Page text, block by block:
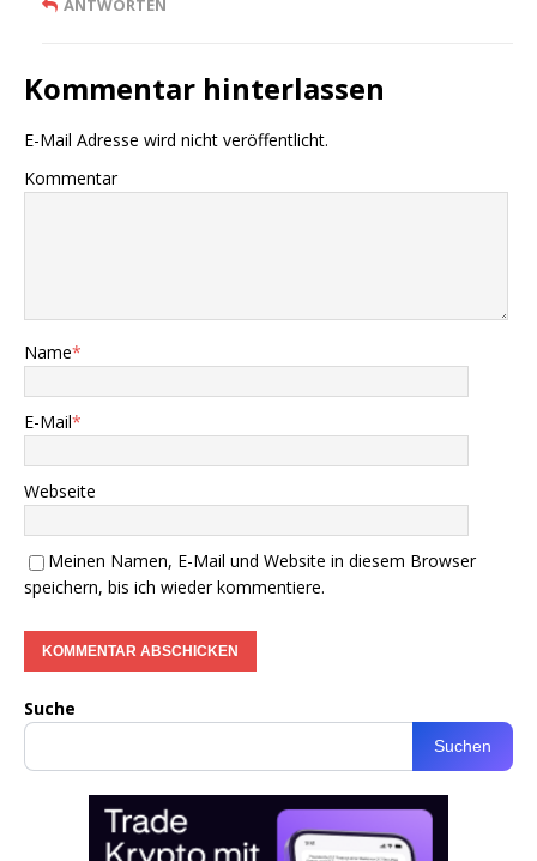
ANTWORTEN
Kommentar hinterlassen
E-Mail Adresse wird nicht veröffentlicht.
Kommentar
Name*
E-Mail*
Webseite
Meinen Namen, E-Mail und Website in diesem Browser
speichern, bis ich wieder kommentiere.
Suche
Suchen